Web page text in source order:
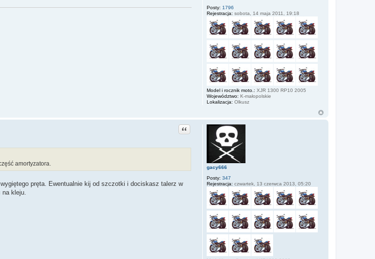
Posty: 1796
Rejestracja: sobota, 14 maja 2011, 19:18
Model i rocznik moto.: XJR 1300 RP10 2005
Województwo: K-małopolskie
Lokalizacja: Olkusz
gacy666
Posty: 347
Rejestracja: czwartek, 13 czerwca 2013, 05:20
Cytuj
amortyzatora.
pręta. Ewentualnie kij od szczotki i dociskasz talerz w
na kleju.